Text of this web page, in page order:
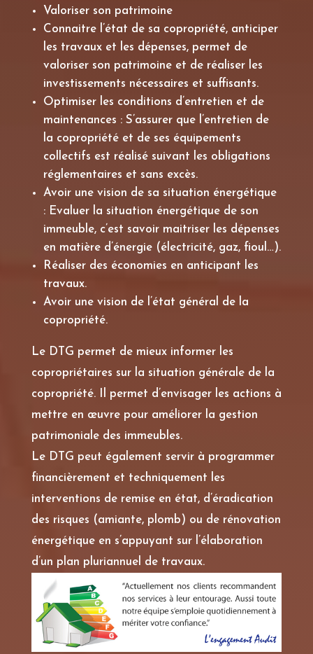
Valoriser son patrimoine
Connaitre l’état de sa copropriété, anticiper
les travaux et les dépenses, permet de
valoriser son patrimoine et de réaliser les
investissements nécessaires et suffisants.
Optimiser les conditions d’entretien et de
maintenances : S’assurer que l’entretien de
la copropriété et de ses équipements
collectifs est réalisé suivant les obligations
réglementaires et sans excès.
Avoir une vision de sa situation énergétique
: Evaluer la situation énergétique de son
immeuble, c’est savoir maitriser les dépenses
en matière d’énergie (électricité, gaz, fioul…).
Réaliser des économies en anticipant les
travaux.
Avoir une vision de l’état général de la
copropriété.
Le DTG permet de mieux informer les
copropriétaires sur la situation générale de la
copropriété. Il permet d’envisager les actions à
mettre en œuvre pour améliorer la gestion
patrimoniale des immeubles.
Le DTG peut également servir à programmer
financièrement et techniquement les
interventions de remise en état, d’éradication
des risques (amiante, plomb) ou de rénovation
énergétique en s’appuyant sur l’élaboration
d’un plan pluriannuel de travaux.